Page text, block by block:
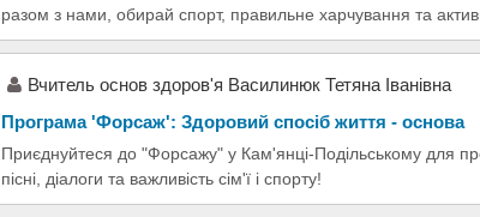
разом з нами, обирай спорт, правильне харчування та
Вчитель основ здоров'я Василинюк Тетяна Іванівна
Програма 'Форсаж': Здоровий спосіб життя - основа
Приєднуйтеся до "Форсажу" у Кам'янці-Подільському для
пісні, діалоги та важливість сім'ї і спорту!